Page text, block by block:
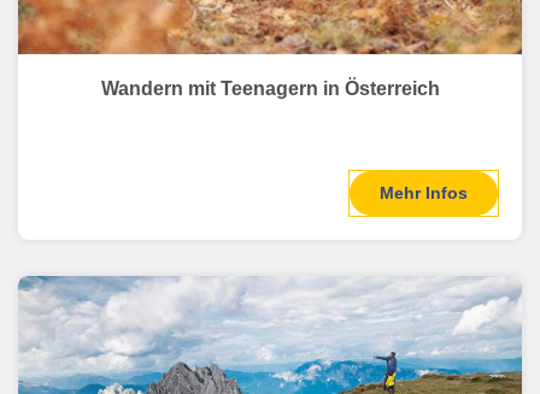
Wandern mit Teenagern in Österreich
Mehr Infos